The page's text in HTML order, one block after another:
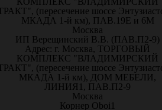
(пересечение шоссе
МКАДА 1-й км), ПАВ.19Е и 6М
Москва
ИП Верещинский В.В. (ПАВ.П2-9)
Адрес: г. Москва, ТОРГОВЫЙ
КОМПЛЕКС "ВЛАДИМИРСКИЙ
(пересечение шоссе
МКАДА 1-й км), ДОМ МЕБЕЛИ,
ЛИНИЯ1, ПАВ.П2-9
Москва
Корнер Oboi1